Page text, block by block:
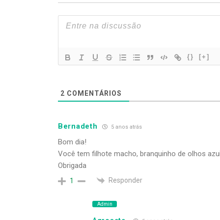
{} [+]
2 COMENTÁRIOS
Bernadeth 5 anos atrás
Bom dia!
Você tem filhote macho, branquinho de olhos
Obrigada
1 Responder
Admin